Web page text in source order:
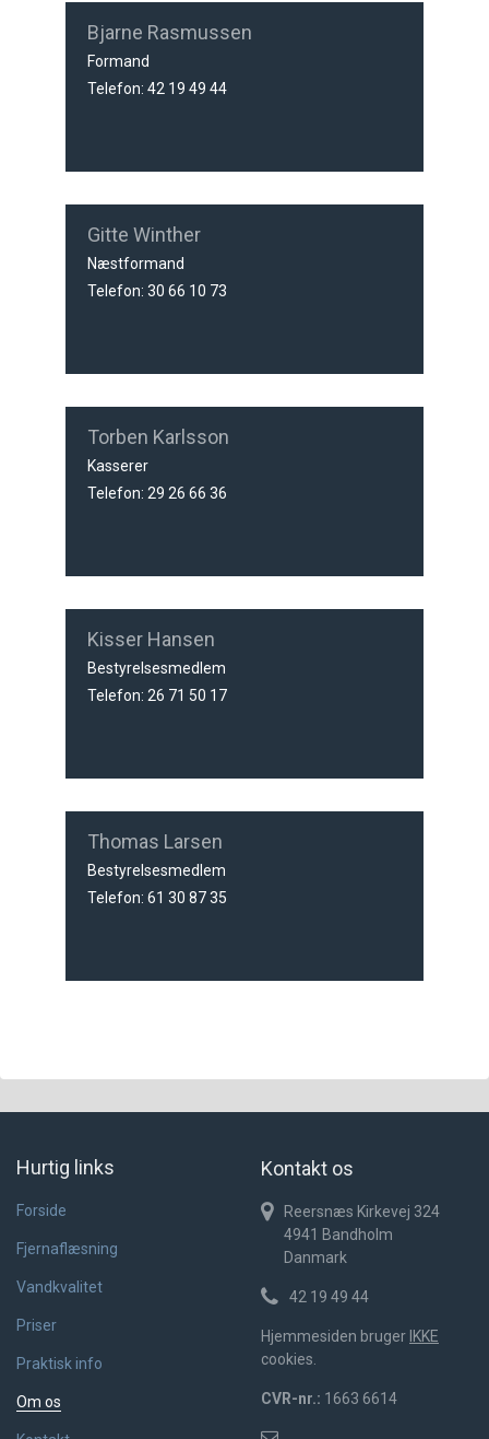
Bjarne Rasmussen
Formand
Telefon: 42 19 49 44
Gitte Winther
Næstformand
Telefon: 30 66 10 73
Torben Karlsson
Kasserer
Telefon: 29 26 66 36
Kisser Hansen
Bestyrelsesmedlem
Telefon: 26 71 50 17
Thomas Larsen
Bestyrelsesmedlem
Telefon: 61 30 87 35
Hurtig links
Forside
Fjernaflæsning
Vandkvalitet
Priser
Praktisk info
Om os
Kontakt os
Reersnæs Kirkevej 324
4941 Bandholm
Danmark
42 19 49 44
Hjemmesiden bruger IKKE
cookies.
CVR-nr.: 1663 6614